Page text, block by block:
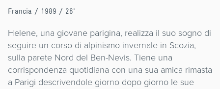
Francia / 1989 / 26'
Helene, una giovane parigina, realizza il suo sogno di
seguire un corso di alpinismo invernale in Scozia,
sulla parete Nord del Ben-Nevis. Tiene una
corrispondenza quotidiana con una sua amica rimasta
a Parigi descrivendole giorno dopo giorno le sue